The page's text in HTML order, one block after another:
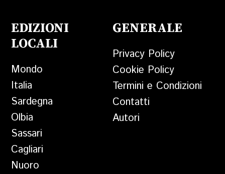
EDIZIONI
LOCALI
Mondo
Italia
Sardegna
Olbia
Sassari
Cagliari
Nuoro
GENERALE
Privacy Policy
Cookie Policy
Termini e Condizioni
Contatti
Autori